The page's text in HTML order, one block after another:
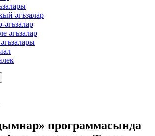
әгъзалар
әгьзалар
программасында